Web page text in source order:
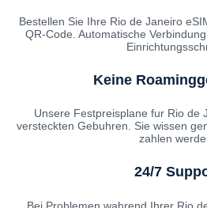
Bestellen Sie Ihre Rio de Janeiro
QR-Code. Automatische
Keine
Unsere Festpreisplane fur Rio de
versteckten Gebuhren. Sie wissen
zahlen
24/7